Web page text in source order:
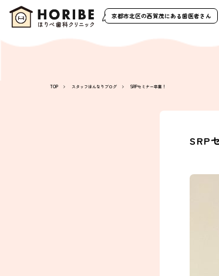
京都市北区の西賀茂にある歯医者さん
TOP スタッフはんなりブログ SRPセミナー卒業！
SRP